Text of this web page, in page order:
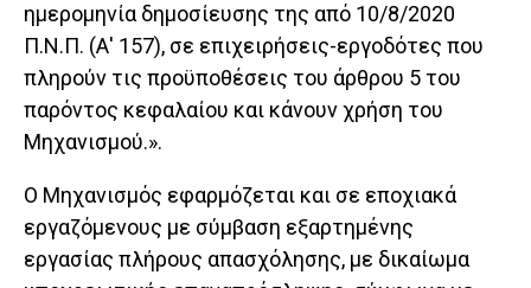
ημερομηνία δημοσίευσης της από 10/8/2020
Π.Ν.Π. (Α' 157), σε επιχειρήσεις-εργοδότες που
πληρούν τις προϋποθέσεις του άρθρου 5 του
παρόντος κεφαλαίου και κάνουν χρήση του
Μηχανισμού.».
Ο Μηχανισμός εφαρμόζεται και σε εποχιακά
εργαζόμενους με σύμβαση εξαρτημένης
εργασίας πλήρους απασχόλησης, με δικαίωμα